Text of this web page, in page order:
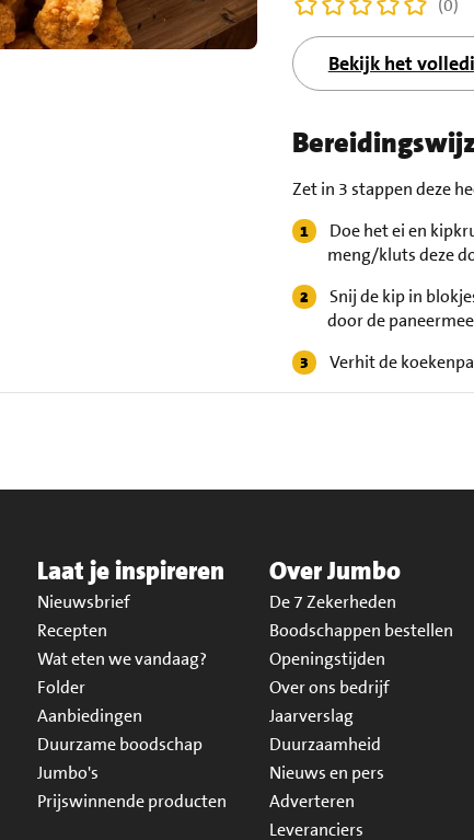
Bekijk het
Zet in 3 stappen deze
Doe het ei en
meng/kluts deze
Snij de kip in
door de
Verhit de
Laat je inspireren
Nieuwsbrief
Recepten
Wat eten we vandaag?
Folder
Aanbiedingen
Duurzame boodschap
Jumbo's
Prijswinnende producten
Over Jumbo
De 7 Zekerheden
Boodschappen bestellen
Openingstijden
Over ons bedrijf
Jaarverslag
Duurzaamheid
Nieuws en pers
Adverteren
Leveranciers